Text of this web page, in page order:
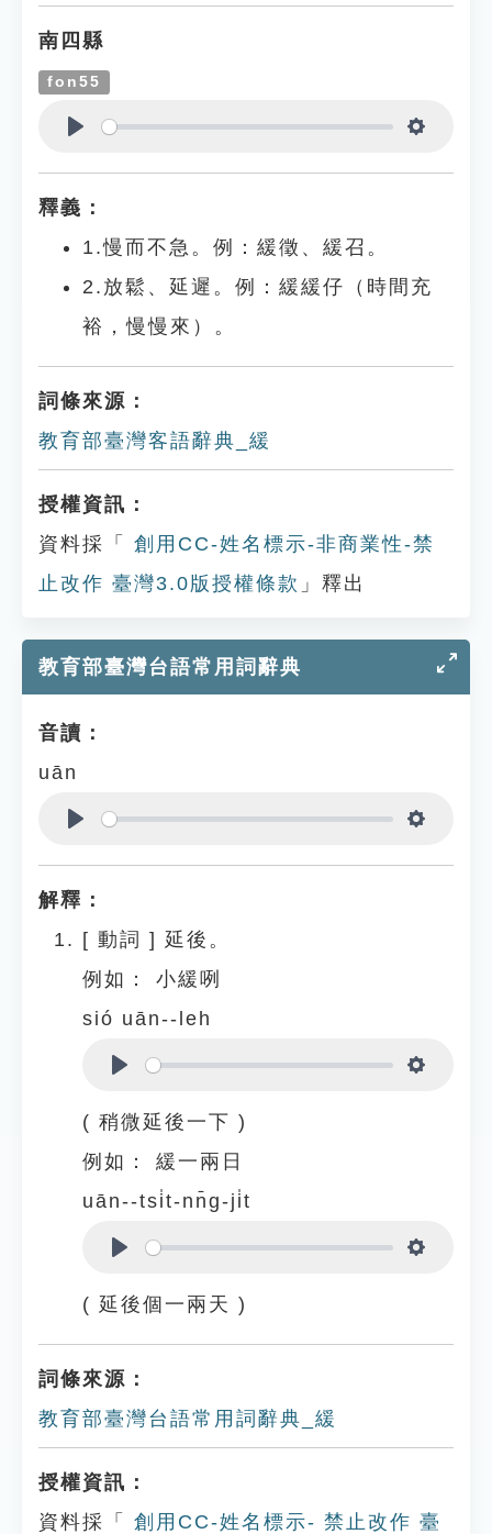
南四縣
fon55
釋義：
1.慢而不急。例：緩徵、緩召。
2.放鬆、延遲。例：緩緩仔（時間充
裕，慢慢來）。
詞條來源：
教育部臺灣客語辭典_緩
授權資訊：
資料採「
創用CC-姓名標示-非商業性-禁
止改作 臺灣3.0版授權條款 」釋出
教育部臺灣台語常用詞辭典
音讀：
uān
解釋：
[ 動詞 ] 延後。
例如：
小緩咧
sió uān--leh
( 稍微延後一下 )
例如：
緩一兩日
uān--tsi̍t-nn̄g-ji̍t
( 延後個一兩天 )
詞條來源：
教育部臺灣台語常用詞辭典_緩
授權資訊：
資料採「
創用CC-姓名標示- 禁止改作 臺